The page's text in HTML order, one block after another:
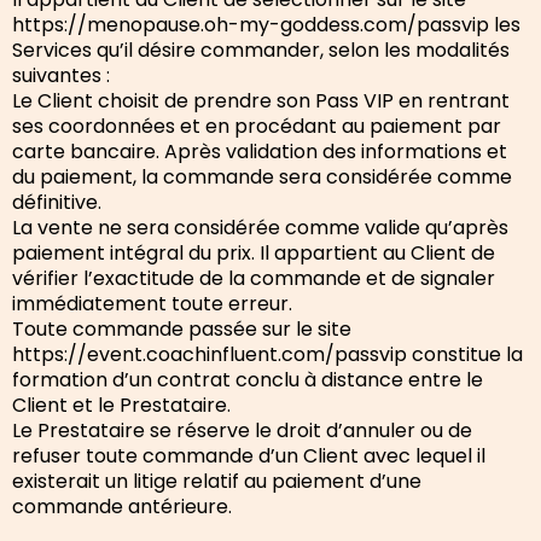
https://menopause.oh-my-goddess.com/passvip les
Services qu’il désire commander, selon les modalités
suivantes :
Le Client choisit de prendre son Pass VIP en rentrant
ses coordonnées et en procédant au paiement par
carte bancaire. Après validation des informations et
du paiement, la commande sera considérée comme
définitive.
La vente ne sera considérée comme valide qu’après
paiement intégral du prix. Il appartient au Client de
vérifier l’exactitude de la commande et de signaler
immédiatement toute erreur.
Toute commande passée sur le site
https://event.coachinfluent.com/passvip constitue la
formation d’un contrat conclu à distance entre le
Client et le Prestataire.
Le Prestataire se réserve le droit d’annuler ou de
refuser toute commande d’un Client avec lequel il
existerait un litige relatif au paiement d’une
commande antérieure.